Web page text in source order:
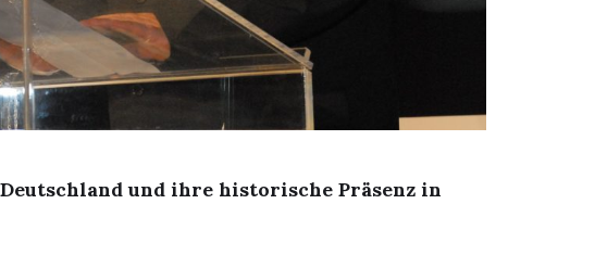
und ihre historische Präsenz in